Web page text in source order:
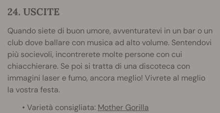
24. USCITE
Quando siete di buon umore, avventuratevi in un bar o un
club dove ballare con musica ad alto volume. Sentendovi
più socievoli, incontrerete molte persone con cui
chiacchierare. Se poi si tratta di una discoteca con
immagini laser e fumo, ancora meglio! Vivrete al meglio
la vostra festa.
• Varietà consigliata: Mother Gorilla